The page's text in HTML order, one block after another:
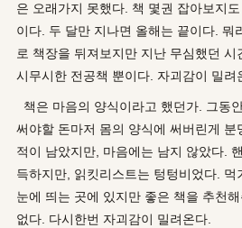
은 오래가지 못했다. 책 몇권 잡아보지
이다. 두 달만 지나면 올해는 끝이다. 뭐
로 책장을 뒤져보지만 지난 무심했던
시무시한 전공책 뿐이다. 자괴감이 밀려
책은 마음의 양식이라고 했던가. 그동
써야할 돈마저 몸의 양식에 써버린게 분
적이 남았지만, 마음에는 남지 않았다.
득하지만, 읽킷리스트는 텅텅비었다. 먹
눈에 띄는 곳에 있지만 좋은 책을 추천
없다. 다시한번 자괴감이 밀려온다.